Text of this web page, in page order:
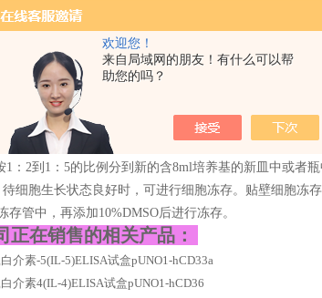
欢迎您！
来自局域网的朋友！有什么可以帮
助您的吗？
细胞密度。
果细胞密度达80%-90%，即可进行传代培养。
传代可参考以下方法：
，用不含钙、镁离子的PBS润洗细胞1-2次。
0.25%Trypsin-0.53mM EDTA）于培养瓶中，置于
速拿回操作台，轻敲几下培养瓶后加少量培养基终止消
培养基，轻轻打匀后吸出，在1000RPM条件下离心4
1：2到1：5的比例分到新的含8ml培养基的新皿中或者瓶
细胞生长状态良好时，可进行细胞冻存。贴壁细胞冻
存管中，再添加10%DMSO后进行冻存。
正在销售的相关产品：
介素-5(IL-5)ELISA试盒pUNO1-hCD33a
介素4(IL-4)ELISA试盒pUNO1-hCD36